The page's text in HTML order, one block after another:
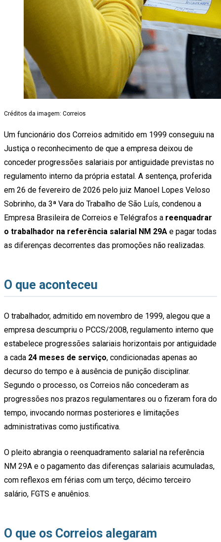
Créditos da imagem: Correios
Um funcionário dos Correios admitido em 1999 conseguiu na
Justiça o reconhecimento de que a empresa deixou de
conceder progressões salariais por antiguidade previstas no
regulamento interno da própria estatal. A sentença, proferida
em 26 de fevereiro de 2026 pelo juiz Manoel Lopes Veloso
Sobrinho, da 3ª Vara do Trabalho de São Luís, condenou a
Empresa Brasileira de Correios e Telégrafos a reenquadrar
o trabalhador na referência salarial NM 29A e pagar todas
as diferenças decorrentes das promoções não realizadas.
O que aconteceu
O trabalhador, admitido em novembro de 1999, alegou que a
empresa descumpriu o PCCS/2008, regulamento interno que
estabelece progressões salariais horizontais por antiguidade
a cada 24 meses de serviço, condicionadas apenas ao
decurso do tempo e à ausência de punição disciplinar.
Segundo o processo, os Correios não concederam as
progressões nos prazos regulamentares ou o fizeram fora do
tempo, invocando normas posteriores e limitações
administrativas como justificativa.
O pleito abrangia o reenquadramento salarial na referência
NM 29A e o pagamento das diferenças salariais acumuladas,
com reflexos em férias com um terço, décimo terceiro
salário, FGTS e anuênios.
O que os Correios alegaram